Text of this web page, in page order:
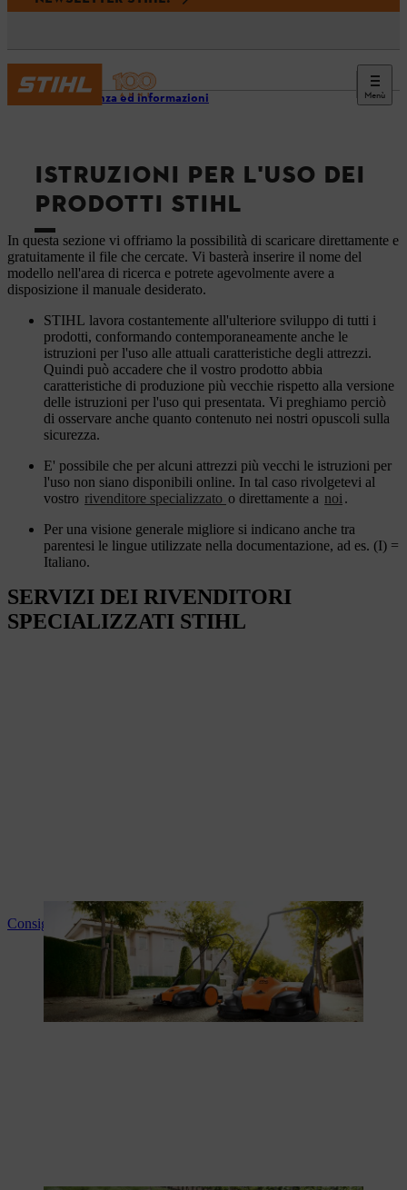
Menù
Assistenza ed informazioni
ISTRUZIONI PER L'USO DEI
PRODOTTI STIHL
In questa sezione vi offriamo la possibilità di scaricare direttamente e
gratuitamente il file che cercate. Vi basterà inserire il nome del
modello nell'area di ricerca e potrete agevolmente avere a
disposizione il manuale desiderato.
STIHL lavora costantemente all'ulteriore sviluppo di tutti i
prodotti, conformando contemporaneamente anche le
istruzioni per l'uso alle attuali caratteristiche degli attrezzi.
Quindi può accadere che il vostro prodotto abbia
caratteristiche di produzione più vecchie rispetto alla versione
delle istruzioni per l'uso qui presentata. Vi preghiamo perciò
di osservare anche quanto contenuto nei nostri opuscoli sulla
sicurezza.
E' possibile che per alcuni attrezzi più vecchi le istruzioni per
l'uso non siano disponibili online. In tal caso rivolgetevi al
vostro rivenditore specializzato o direttamente a noi.
Per una visione generale migliore si indicano anche tra
parentesi le lingue utilizzate nella documentazione, ad es. (I) =
Italiano.
SERVIZI DEI RIVENDITORI
SPECIALIZZATI STIHL
Consigli e informazioni sui prodotti